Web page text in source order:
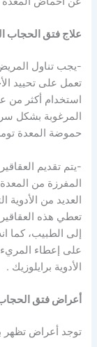
علاج فتق الحجاب
-يجب تناول
تعمل على تحييد
استخدام أكثر من
المرغوبة بشكل
حموضة المعدة
-يتم تقديم
العديد من
تعطي هذه
إلى الطبيب، كما
على إعطاء المريء
الأدوية برايلوزيك .
أعراض فتق
توجد أعراض تظهر